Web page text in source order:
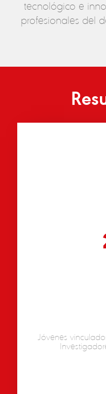
tecnológico e
profesionales del
Jóvenes